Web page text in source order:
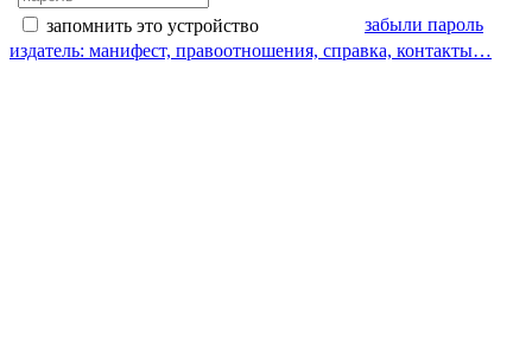
запомнить это устройство
забыли пароль
издатель: манифест, правоотношения, справка, контакты…